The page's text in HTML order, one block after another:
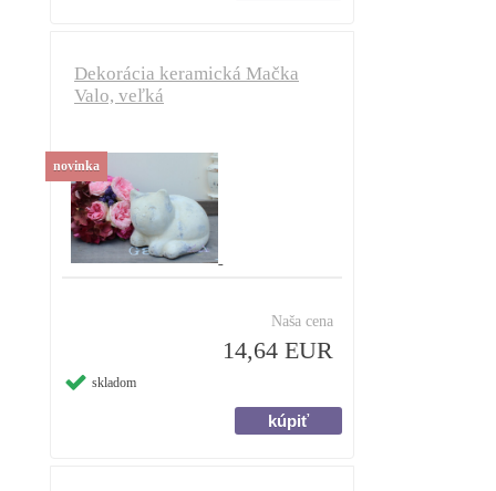
Dekorácia keramická Mačka
Valo, veľká
Naša cena
14,64 EUR
skladom
novinka